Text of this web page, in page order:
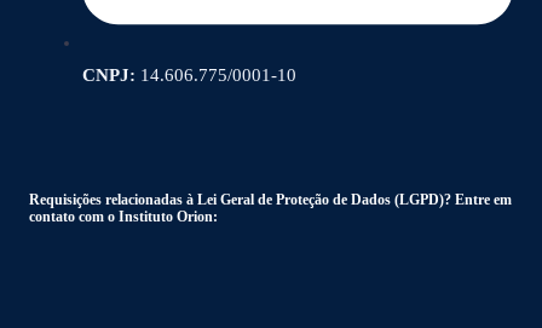
CNPJ: 14.606.775/0001-10
Requisições relacionadas à Lei Geral de Proteção de Dados (LGPD)? Entre em
contato com o Instituto Orion: